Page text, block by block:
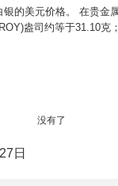
的美元价格。 在贵金
盎司约等于31.10克
日
没有了